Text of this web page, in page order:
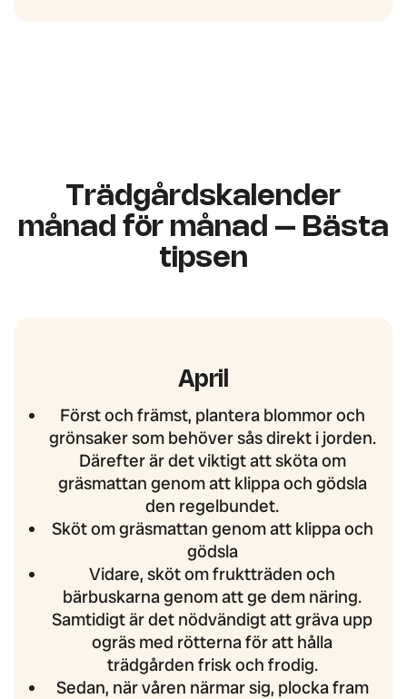
Trädgårdskalender
månad för månad – Bästa
tipsen
April
Först och främst, plantera blommor och
grönsaker som behöver sås direkt i jorden.
Därefter är det viktigt att sköta om
gräsmattan genom att klippa och gödsla
den regelbundet.
Sköt om gräsmattan genom att klippa och
gödsla
Vidare, sköt om fruktträden och
bärbuskarna genom att ge dem näring.
Samtidigt är det nödvändigt att gräva upp
ogräs med rötterna för att hålla
trädgården frisk och frodig.
Sedan, när våren närmar sig, plocka fram